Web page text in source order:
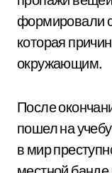
формировали
которая
окружающим.
После
пошел на
в мир